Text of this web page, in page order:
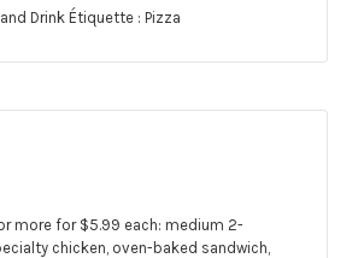
Drink Étiquette : Pizza
more for $5.99 each: medium 2-
chicken, oven-baked sandwich,